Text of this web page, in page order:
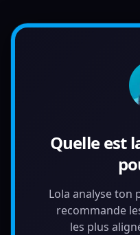
Quelle est
Lola analyse ton
recommande
les plus